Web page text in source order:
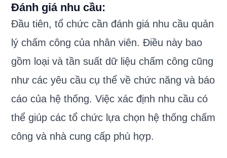
Đánh giá nhu cầu:
Đầu tiên, tổ chức cần đánh giá nhu cầu quản
lý chấm công của nhân viên. Điều này bao
gồm loại và tần suất dữ liệu chấm công cũng
như các yêu cầu cụ thể về chức năng và báo
cáo của hệ thống. Việc xác định nhu cầu có
thể giúp các tổ chức lựa chọn hệ thống chấm
công và nhà cung cấp phù hợp.